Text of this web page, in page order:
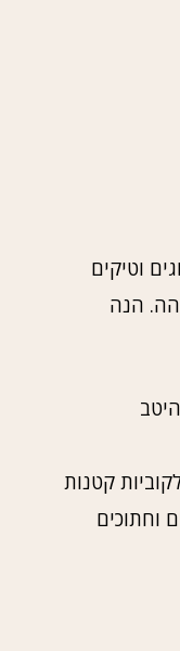
וטיקים
הנה
וחתוכים